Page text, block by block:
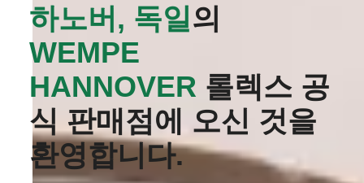
하노버, 독일의
‭WEMPE
HANNOVER‬ 롤렉스 공
식 판매점에 오신 것을
환영합니다.